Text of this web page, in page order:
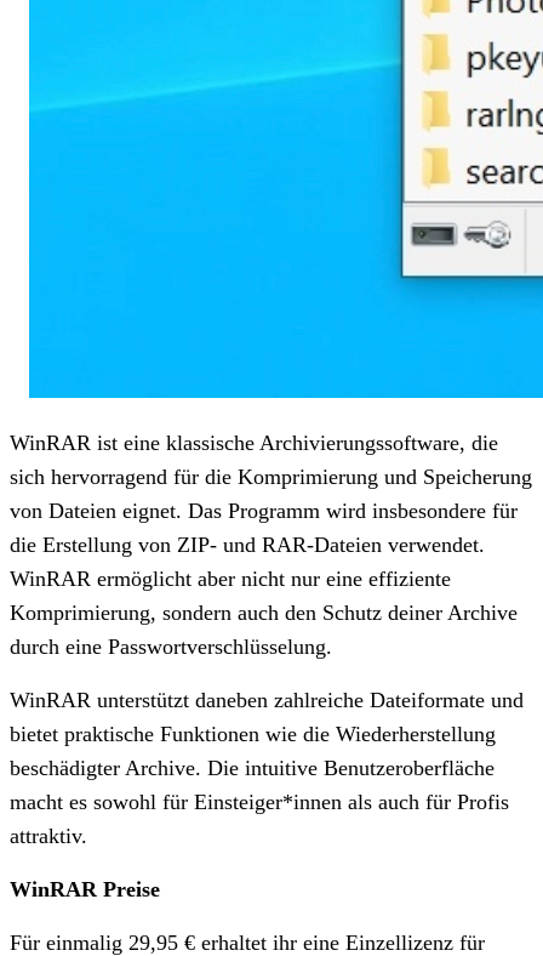
WinRAR ist eine klassische Archivierungssoftware, die
sich hervorragend für die Komprimierung und Speicherung
von Dateien eignet. Das Programm wird insbesondere für
die Erstellung von ZIP- und RAR-Dateien verwendet.
WinRAR ermöglicht aber nicht nur eine effiziente
Komprimierung, sondern auch den Schutz deiner Archive
durch eine Passwortverschlüsselung.
WinRAR unterstützt daneben zahlreiche Dateiformate und
bietet praktische Funktionen wie die Wiederherstellung
beschädigter Archive. Die intuitive Benutzeroberfläche
macht es sowohl für Einsteiger*innen als auch für Profis
attraktiv.
WinRAR Preise
Für einmalig 29,95 € erhaltet ihr eine Einzellizenz für